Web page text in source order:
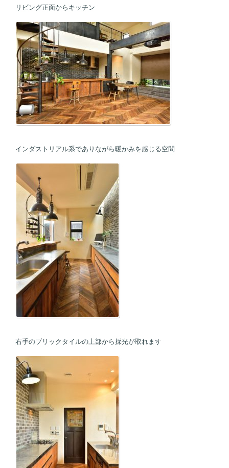
リビング正面からキッチン
インダストリアル系でありながら暖かみを感じる空間
右手のブリックタイルの上部から採光が取れます